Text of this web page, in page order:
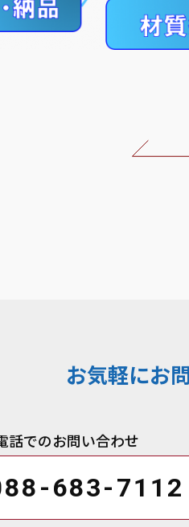
お気軽にお
話でのお問い合わせ
683-7112